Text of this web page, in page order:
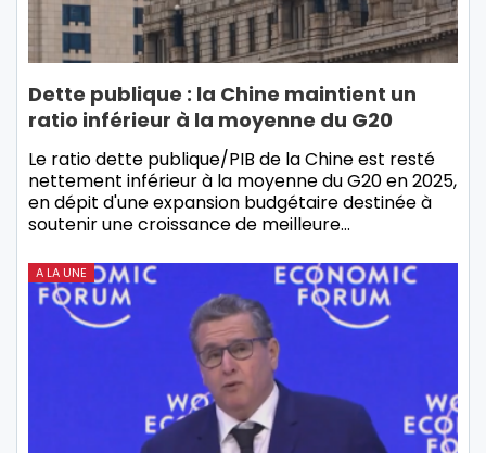
Dette publique : la Chine maintient un
ratio inférieur à la moyenne du G20
Le ratio dette publique/PIB de la Chine est resté
nettement inférieur à la moyenne du G20 en 2025,
en dépit d'une expansion budgétaire destinée à
soutenir une croissance de meilleure…
A LA UNE